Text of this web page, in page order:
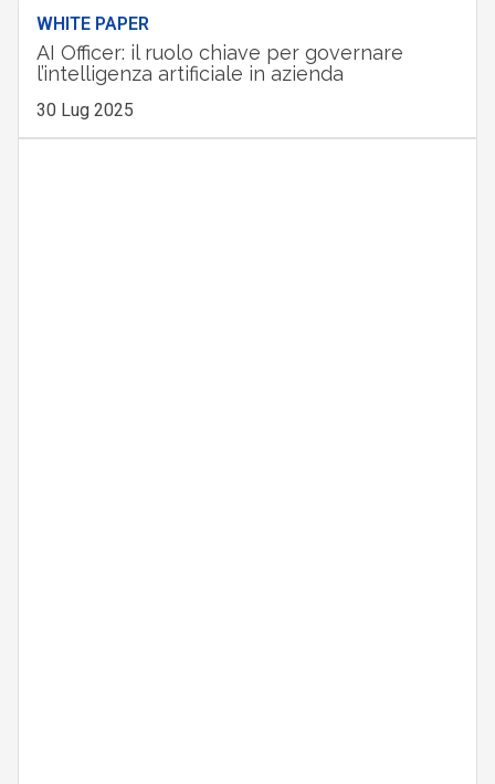
WHITE PAPER
AI Officer: il ruolo chiave per governare
l’intelligenza artificiale in azienda
30 Lug 2025